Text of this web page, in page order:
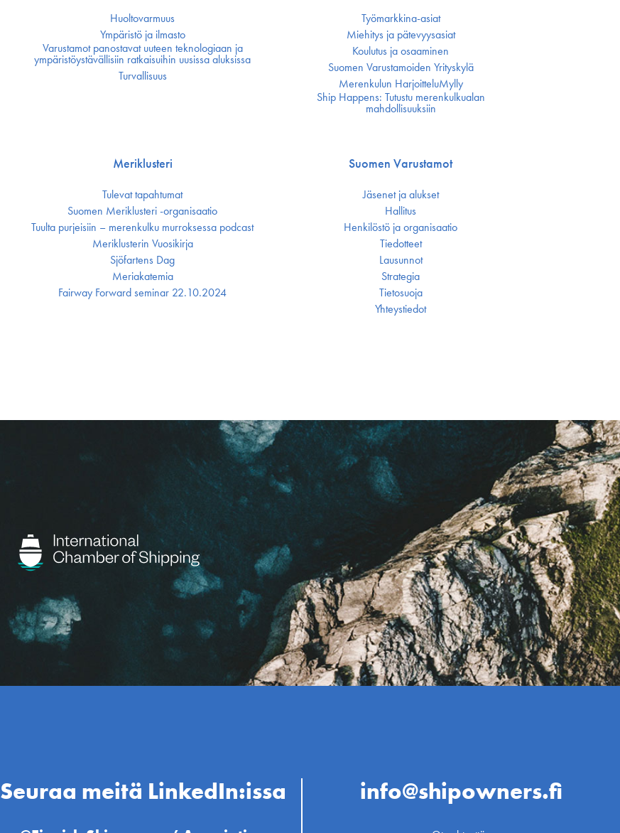
Huoltovarmuus
Ympäristö ja ilmasto
Varustamot panostavat uuteen teknologiaan ja
ympäristöystävällisiin ratkaisuihin uusissa aluksissa
Turvallisuus
Työmarkkina-asiat
Miehitys ja pätevyys­asiat
Koulutus ja osaaminen
Suomen Varustamoiden Yrityskylä
Merenkulun HarjoitteluMylly
Ship Happens: Tutustu merenkulkualan
mahdollisuuksiin
Meriklusteri
Tulevat tapahtumat
Suomen Meriklusteri -organisaatio
Tuulta purjeisiin – merenkulku murroksessa podcast
Meriklusterin Vuosikirja
Sjöfartens Dag
Meriakatemia
Fairway Forward seminar 22.10.2024
Suomen Varustamot
Jäsenet ja alukset
Hallitus
Henkilöstö ja organisaatio
Tiedotteet
Lausunnot
Strategia
Tietosuoja
Yhteystiedot
Seuraa meitä LinkedIn:issa info@shipowners.fi